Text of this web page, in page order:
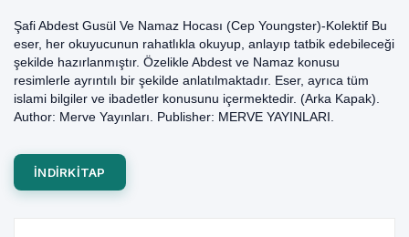
Şafi Abdest Gusül Ve Namaz Hocası (Cep Youngster)-Kolektif Bu
eser, her okuyucunun rahatlıkla okuyup, anlayıp tatbik edebileceği
şekilde hazırlanmıştır. Özelikle Abdest ve Namaz konusu
resimlerle ayrıntılı bir şekilde anlatılmaktadır. Eser, ayrıca tüm
islami bilgiler ve ibadetler konusunu içermektedir. (Arka Kapak).
Author: Merve Yayınları. Publisher: MERVE YAYINLARI.
INDIRKITAP